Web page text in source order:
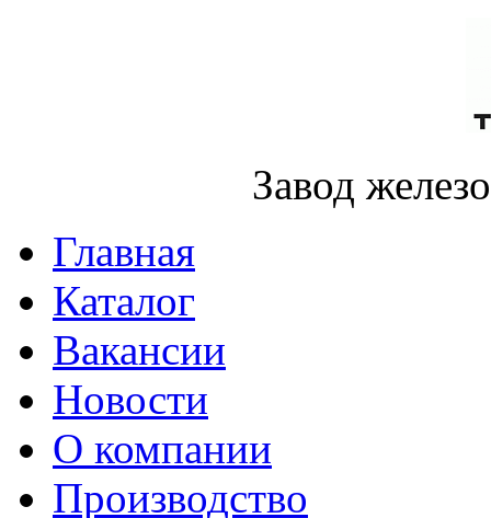
Завод
Главная
Каталог
Вакансии
Новости
О компании
Производство